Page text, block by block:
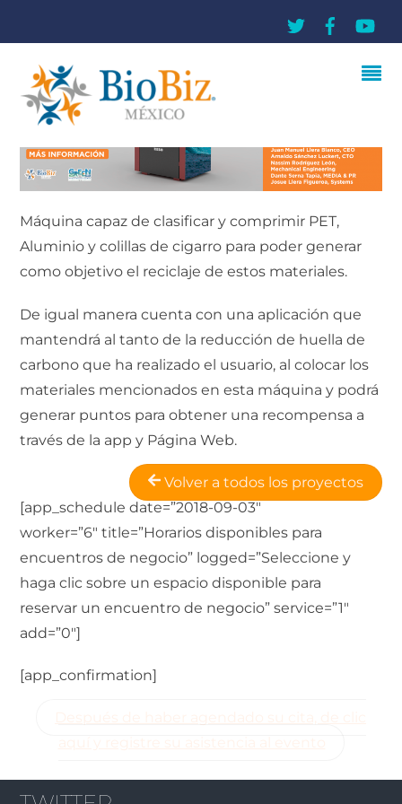
Máquina capaz de clasificar y comprimir PET,
Aluminio y colillas de cigarro para poder generar
como objetivo el reciclaje de estos materiales.
De igual manera cuenta con una aplicación que
mantendrá al tanto de la reducción de huella de
carbono que ha realizado el usuario, al colocar los
materiales mencionados en esta máquina y podrá
generar puntos para obtener una recompensa a
través de la app y Página Web.
Volver a todos los proyectos
[app_schedule date=”2018-09-03″
worker=”6″ title=”Horarios disponibles para
encuentros de negocio” logged=”Seleccione y
haga clic sobre un espacio disponible para
reservar un encuentro de negocio” service=”1″
add=”0″]
[app_confirmation]